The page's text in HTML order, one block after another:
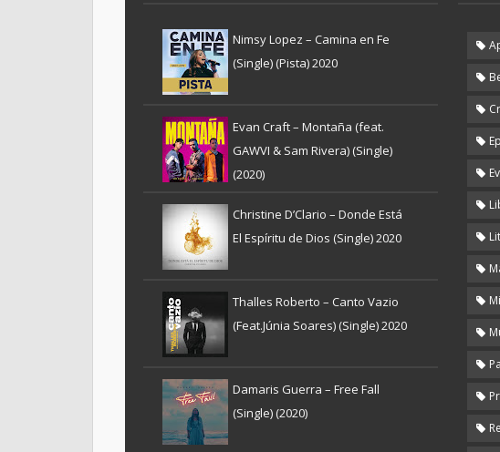
Nimsy Lopez – Camina en Fe
(Single) (Pista) 2020
Evan Craft – Montaña (feat.
GAWVI & Sam Rivera) (Single)
(2020)
Christine D’Clario – Donde Está
El Espíritu de Dios (Single) 2020
Thalles Roberto – Canto Vazio
(Feat.Júnia Soares) (Single) 2020
Damaris Guerra – Free Fall
(Single) (2020)